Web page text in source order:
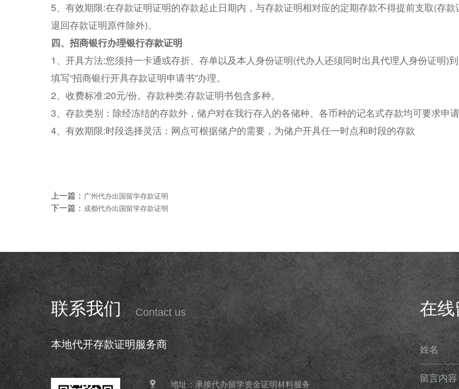
5、有效期限:在存款证明证明的存款起止日期内，与存款证明相对应的定期存款不得提前支取(存
退回存款证明原件除外)。
四、招商银行办理银行存款证明
1、开具方法:您须持一卡通或存折、存单以及本人身份证明(代办人还须同时出具代理人身份证明)
填写“招商银行开具存款证明申请书”办理。
2、收费标准:20元/份。存款种类:存款证明书包含多种。
3、存款类别：除经冻结的存款外，储户对在我行存入的各储种、各币种的记名式存款均可要求申请
4、有效期限:时段选择灵活：网点可根据储户的需要，为储户开具任一时点和时段的存款
上一篇： 广州代办出国留学存款证明
下一篇： 成都代办出国留学存款证明
在
姓名
留言内容
联系我们 Contact us
本地代开存款证明服务商
地址：承接代办留学资金证明材料服务